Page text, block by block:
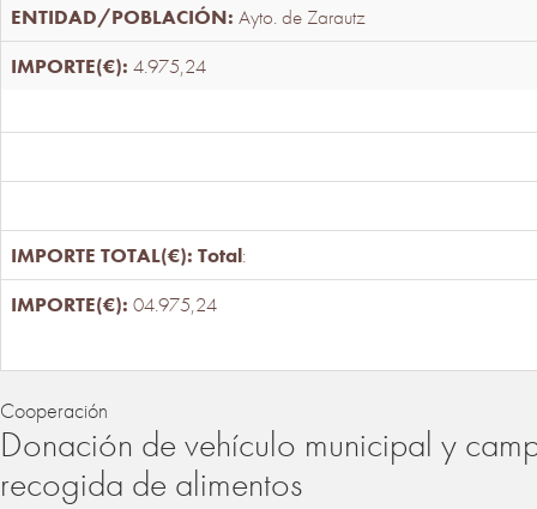
Ayto. de Zarautz
4.975,24
Total:
04.975,24
Cooperación
Donación de vehículo municipal y
recogida de alimentos